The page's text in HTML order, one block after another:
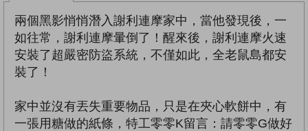
兩個黑影悄悄潛入謝利連摩家中，當他發現後，一
如往常，謝利連摩暈倒了！醒來後，謝利連摩火速
安裝了超嚴密防盜系統，不僅如此，全老鼠島都安
裝了！
家中並沒有丟失重要物品，只是在夾心軟餅中，有
一張用糖做的紙條，特工零零K留言：請零零G做好